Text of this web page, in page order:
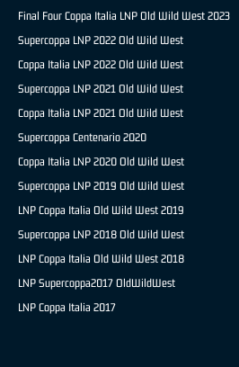
Final Four Coppa Italia LNP Old Wild West 2023
Supercoppa LNP 2022 Old Wild West
Coppa Italia LNP 2022 Old Wild West
Supercoppa LNP 2021 Old Wild West
Coppa Italia LNP 2021 Old Wild West
Supercoppa Centenario 2020
Coppa Italia LNP 2020 Old Wild West
Supercoppa LNP 2019 Old Wild West
LNP Coppa Italia Old Wild West 2019
Supercoppa LNP 2018 Old Wild West
LNP Coppa Italia Old Wild West 2018
LNP Supercoppa2017 OldWildWest
LNP Coppa Italia 2017